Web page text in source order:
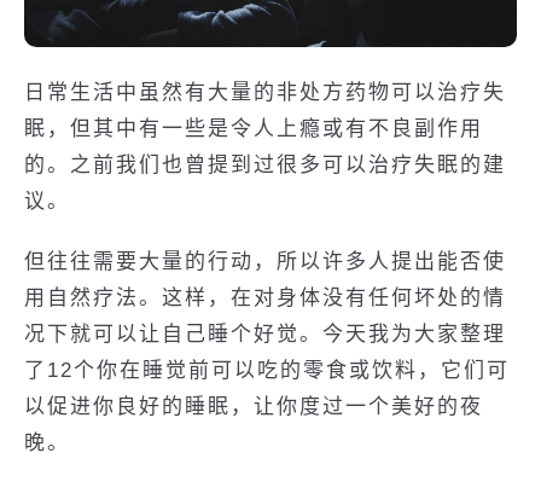
日常生活中虽然有大量的非处方药物可以治疗失
眠，但其中有一些是令人上瘾或有不良副作用
的。之前我们也曾提到过很多可以治疗失眠的建
议。
但往往需要大量的行动，所以许多人提出能否使
用自然疗法。这样，在对身体没有任何坏处的情
况下就可以让自己睡个好觉。今天我为大家整理
了12个你在睡觉前可以吃的零食或饮料，它们可
以促进你良好的睡眠，让你度过一个美好的夜
晚。